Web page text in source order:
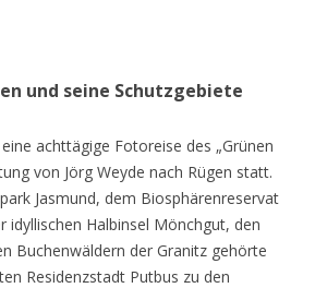
und seine Schutzgebiete
achttägige Fotoreise des „Grünen
von Jörg Weyde nach Rügen statt.
Jasmund, dem Biosphärenreservat
idyllischen Halbinsel Mönchgut, den
Buchenwäldern der Granitz gehörte
Residenzstadt Putbus zu den